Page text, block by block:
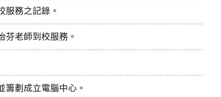
服務之記錄。
芬老師到校服務。
籌劃成立電腦中心。